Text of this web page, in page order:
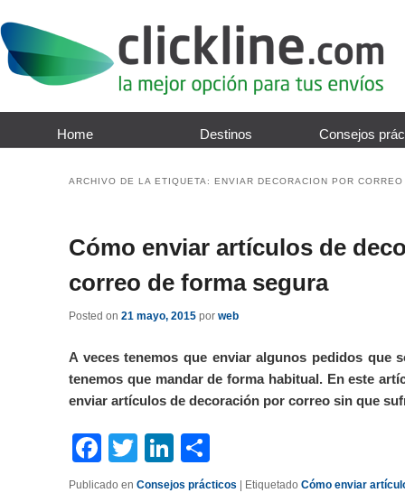
Home Destinos Consejos
ARCHIVO DE LA ETIQUETA: ENVIAR DECORACION POR CORREO
Cómo enviar artículos de
correo de forma segura
Posted on 21 mayo, 2015 por web
A veces tenemos que enviar algunos pedidos que
tenemos que mandar de forma habitual. En este
enviar artículos de decoración por correo sin que
Facebook
TwitterLinkedIn
Publicado en Consejos prácticos Etiquetado Cómo enviar